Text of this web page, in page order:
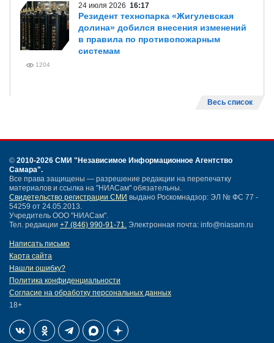
24 июля 2026 16:17
Резидент технопарка «Жигулевская
долина» добился внесения изменений
в правила по противопожарным
системам
1204
Весь список
© 2010-2026 СМИ "Независимое Информационное Агентство
Самара".
Все права защищены — разрешение редакции на перепечатку
материалов и ссылка на "НИАСам" обязательны.
Свидетельство регистрации СМИ выдано Роскомнадзор: ЭЛ № ФС 77 -
54259 от 24.05.2013.
Учредитель ООО "НИАСам".
Тел. редакции +7 (846) 990-91-71. Электронная почта: info@niasam.ru
Написать письмо
Карта сайта
Нашли ошибку?
Политика конфиденциальности
Согласие на обработку персональных данных
18+